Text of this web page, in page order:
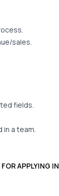
sales.
fields.
a team.
APPLYING IN